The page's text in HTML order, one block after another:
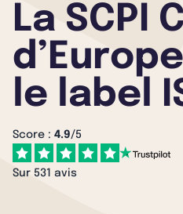
La SCPI
le label
Score : 4.9/5
Sur 531 avis